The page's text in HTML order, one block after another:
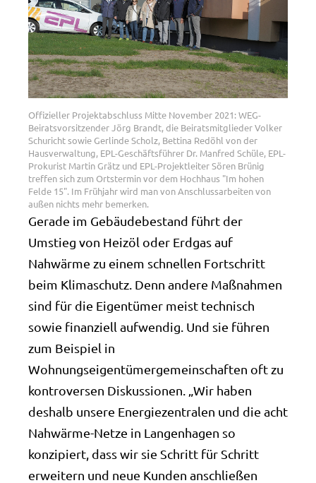
Offizieller Projektabschluss Mitte November 2021: WEG-
Beiratsvorsitzender Jörg Brandt, die Beiratsmitglieder Volker
Schuricht sowie Gerlinde Scholz, Bettina Redöhl von der
Hausverwaltung, EPL-Geschäftsführer Dr. Manfred Schüle, EPL-
Prokurist Martin Grätz und EPL-Projektleiter Sören Brünig
treffen sich zum Ortstermin vor dem Hochhaus "Im hohen
Felde 15". Im Frühjahr wird man von Anschlussarbeiten von
außen nichts mehr bemerken.
Gerade im Gebäudebestand führt der
Umstieg von Heizöl oder Erdgas auf
Nahwärme zu einem schnellen Fortschritt
beim Klimaschutz. Denn andere Maßnahmen
sind für die Eigentümer meist technisch
sowie finanziell aufwendig. Und sie führen
zum Beispiel in
Wohnungseigentümergemeinschaften oft zu
kontroversen Diskussionen. „Wir haben
deshalb unsere Energiezentralen und die acht
Nahwärme-Netze in Langenhagen so
konzipiert, dass wir sie Schritt für Schritt
erweitern und neue Kunden anschließen